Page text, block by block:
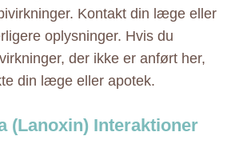
Kontakt din læge eller
oplysninger. Hvis du
der ikke er anført her,
din læge eller apotek.
(Lanoxin) Interaktioner